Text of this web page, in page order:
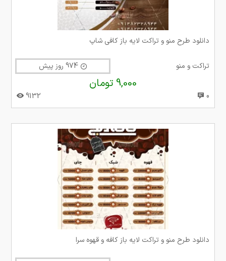
دانلود طرح منو و تراکت لایه باز کافی شاپ
تراکت و منو 974 روز پیش
9,000 تومان
0
9132
دانلود طرح منو و تراکت لایه باز کافه و قهوه سرا